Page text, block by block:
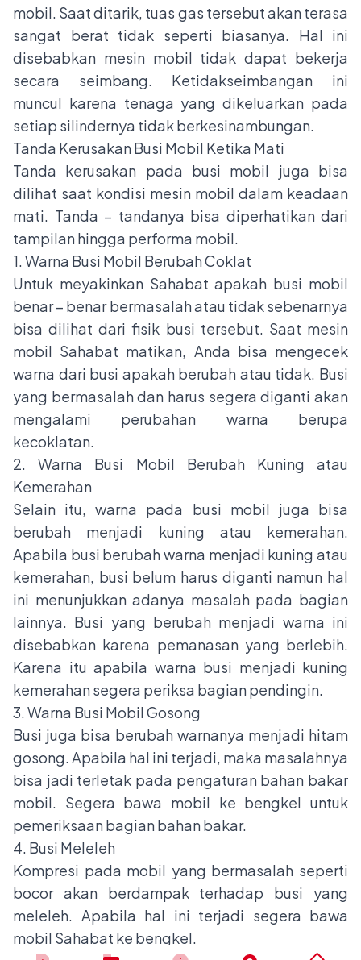
mobil. Saat ditarik, tuas gas tersebut akan terasa
sangat berat tidak seperti biasanya. Hal ini
disebabkan mesin mobil tidak dapat bekerja
secara seimbang. Ketidakseimbangan ini
muncul karena tenaga yang dikeluarkan pada
setiap silindernya tidak berkesinambungan.
Tanda Kerusakan Busi Mobil Ketika Mati
Tanda kerusakan pada busi mobil juga bisa
dilihat saat kondisi mesin mobil dalam keadaan
mati. Tanda – tandanya bisa diperhatikan dari
tampilan hingga performa mobil.
1. Warna Busi Mobil Berubah Coklat
Untuk meyakinkan Sahabat apakah busi mobil
benar – benar bermasalah atau tidak sebenarnya
bisa dilihat dari fisik busi tersebut. Saat mesin
mobil Sahabat matikan, Anda bisa mengecek
warna dari busi apakah berubah atau tidak. Busi
yang bermasalah dan harus segera diganti akan
mengalami perubahan warna berupa
kecoklatan.
2. Warna Busi Mobil Berubah Kuning atau
Kemerahan
Selain itu, warna pada busi mobil juga bisa
berubah menjadi kuning atau kemerahan.
Apabila busi berubah warna menjadi kuning atau
kemerahan, busi belum harus diganti namun hal
ini menunjukkan adanya masalah pada bagian
lainnya. Busi yang berubah menjadi warna ini
disebabkan karena pemanasan yang berlebih.
Karena itu apabila warna busi menjadi kuning
kemerahan segera periksa bagian pendingin.
3. Warna Busi Mobil Gosong
Busi juga bisa berubah warnanya menjadi hitam
gosong. Apabila hal ini terjadi, maka masalahnya
bisa jadi terletak pada pengaturan bahan bakar
mobil. Segera bawa mobil ke bengkel untuk
pemeriksaan bagian bahan bakar.
4. Busi Meleleh
Kompresi pada mobil yang bermasalah seperti
bocor akan berdampak terhadap busi yang
meleleh. Apabila hal ini terjadi segera bawa
mobil Sahabat ke bengkel.